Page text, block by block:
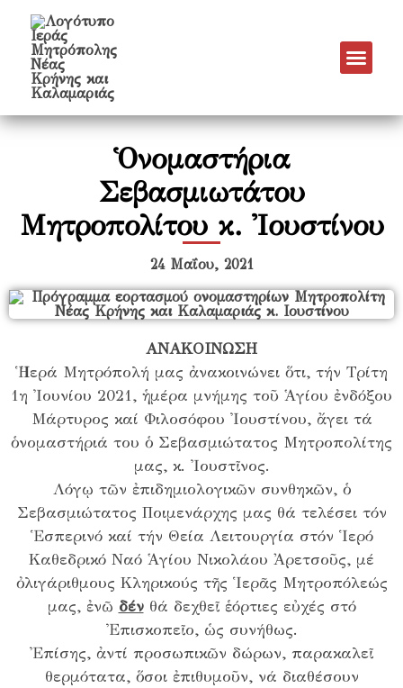
Ὁνομαστήρια
Σεβασμιωτάτου
Μητροπολίτου κ. Ἰουστίνου
24 Μαΐου, 2021
ΑΝΑΚΟΙΝΩΣΗ
Ἡ Ἱερά Μητρόπολή μας ἀνακοινώνει ὅτι, τήν Τρίτη
1η Ἰουνίου 2021, ἡμέρα μνήμης τοῦ Ἁγίου ἐνδόξου
Μάρτυρος καί Φιλοσόφου Ἰουστίνου, ἄγει τά
ὁνομαστήριά του ὁ Σεβασμιώτατος Μητροπολίτης
μας, κ. Ἰουστῖνος.
Λόγῳ τῶν ἐπιδημιολογικῶν συνθηκῶν, ὁ
Σεβασμιώτατος Ποιμενάρχης μας θά τελέσει τόν
Ἑσπερινό καί τήν Θεία Λειτουργία στόν Ἱερό
Καθεδρικό Ναό Ἁγίου Νικολάου Ἀρετσοῦς, μέ
ὀλιγάριθμους Κληρικούς τῆς Ἱερᾶς Μητροπόλεώς
μας, ἐνῶ δένθά δεχθεῖ ἑόρτιες εὐχές στό
Ἐπισκοπεῖο, ὡς συνήθως.
Ἐπίσης, ἀντί προσωπικῶν δώρων, παρακαλεῖ
θερμότατα, ὅσοι ἐπιθυμοῦν, νά διαθέσουν